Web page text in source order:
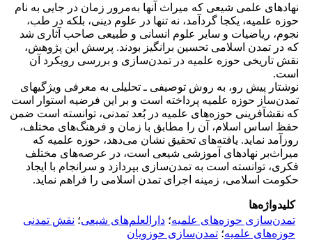
نهادهای علمی شیعی که میراث آنها به‌مرور زمان در جایی به نام
حوزه علمیه، یکجا گردآمد، نه تنها در علوم دینی، بلکه در طب،
نجوم، ریاضیات و سایر علوم انسانی و طبیعی صاحب آثاری شد
که در تمدن اسلامی تحسین برانگیز بودند. پرسش این پژوهش،
نقش تاریخی حوزه علمیه در تمدن‌سازی و بررسی رویکرد آن
است.
نوشتار پیش‌ رو، به روش توصیفی ـ تحلیلی به معرفی ویژگی‎های
تمدن‌ساز حوزه علمیه پرداخته است و بر این فرضیه استوار است
که نقش‎آفرینی حوزه‌های علمیه در بُعد تمدنی، توانسته است ضمن
حفظ اساس اسلام، آن را مطابق با زمان و فرهنگ‌های مختلف،
روزآمد نماید. یافته‌های تحقیق نشان می‌دهد، حوزه علمیه که
میراث‌بر نهادهای آموزشی شیعی است، در عرصه‌های مختلف
فکری، توانسته است به تمدن‌سازی بپردازد و سرانجام با ایجاد
حکومت اسلامی، زمینه اجرای تمدن اسلامی را فراهم نماید.
کلیدواژه‌ها
تمدن‌سازی حوزه‌های علمیه؛ دارالعلم‌های شیعی؛ نقش تمدنی
حوزه‌های علمیه؛ تمدن‌سازی حوزویان